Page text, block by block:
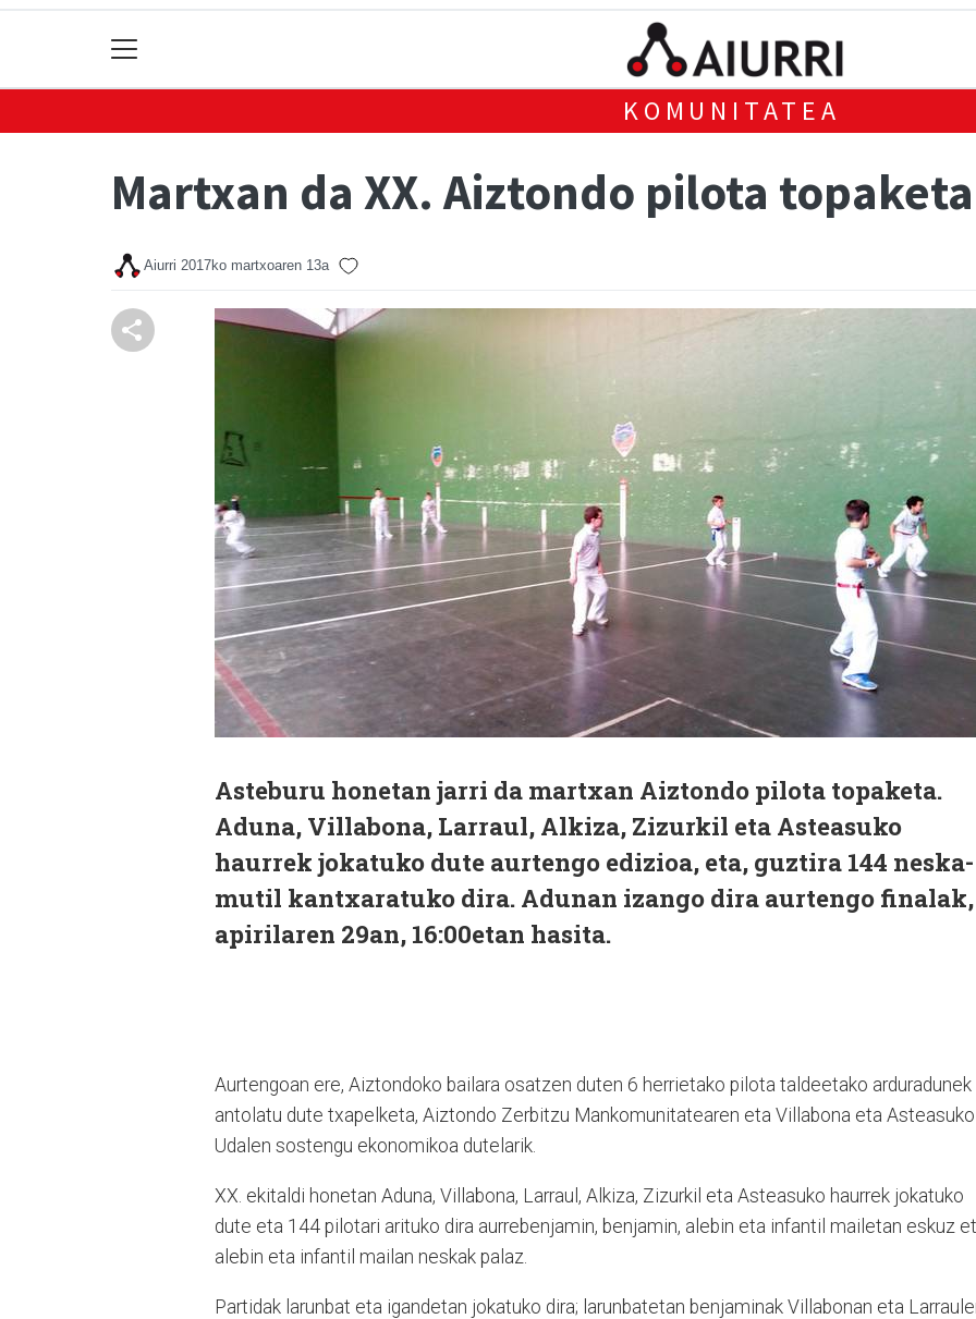
KOMUNITATEA
Martxan da XX. Aiztondo pilota topaketa
Aiurri 2017ko martxoaren 13a
Asteburu honetan jarri da martxan Aiztondo pilota topaketa.
Aduna, Villabona, Larraul, Alkiza, Zizurkil eta Asteasuko
haurrek jokatuko dute aurtengo edizioa, eta, guztira 144 neska-
mutil kantxaratuko dira. Adunan izango dira aurtengo finalak,
apirilaren 29an, 16:00etan hasita.
Aurtengoan ere, Aiztondoko bailara osatzen duten 6 herrietako pilota taldeetako arduradunek
antolatu dute txapelketa, Aiztondo Zerbitzu Mankomunitatearen eta Villabona eta Asteasuko
Udalen sostengu ekonomikoa dutelarik.
XX. ekitaldi honetan Aduna, Villabona, Larraul, Alkiza, Zizurkil eta Asteasuko haurrek jokatuko
dute eta 144 pilotari arituko dira aurrebenjamin, benjamin, alebin eta infantil mailetan eskuz
alebin eta infantil mailan neskak palaz.
Partidak larunbat eta igandetan jokatuko dira; larunbatetan benjaminak Villabonan eta